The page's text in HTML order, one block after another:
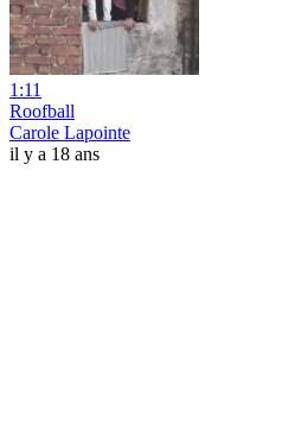
1:11
Roofball
Carole Lapointe
il y a 18 ans